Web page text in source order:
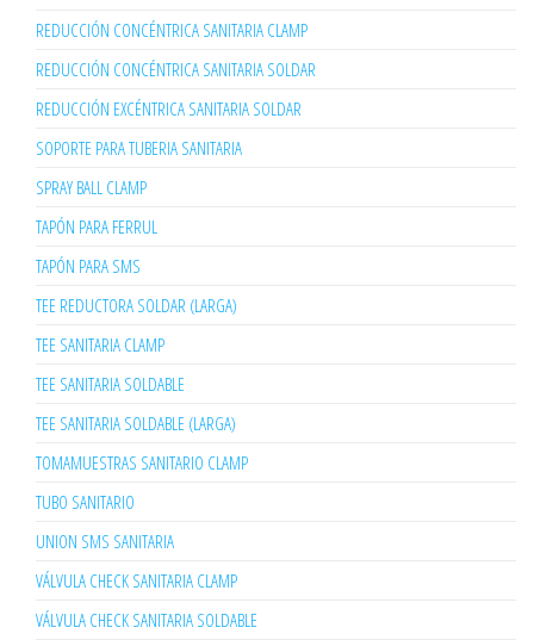
REDUCCIÓN CONCÉNTRICA SANITARIA CLAMP
REDUCCIÓN CONCÉNTRICA SANITARIA SOLDAR
REDUCCIÓN EXCÉNTRICA SANITARIA SOLDAR
SOPORTE PARA TUBERIA SANITARIA
SPRAY BALL CLAMP
TAPÓN PARA FERRUL
TAPÓN PARA SMS
TEE REDUCTORA SOLDAR (LARGA)
TEE SANITARIA CLAMP
TEE SANITARIA SOLDABLE
TEE SANITARIA SOLDABLE (LARGA)
TOMAMUESTRAS SANITARIO CLAMP
TUBO SANITARIO
UNION SMS SANITARIA
VÁLVULA CHECK SANITARIA CLAMP
VÁLVULA CHECK SANITARIA SOLDABLE